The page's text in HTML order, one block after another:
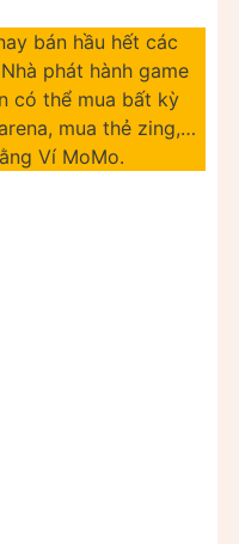
bán hầu hết các
phát hành game
có thể mua bất kỳ
mua thẻ zing,…
Ví MoMo.